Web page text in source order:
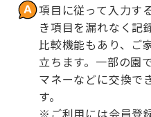
項目に従って入力す
き項目を漏れなく記
比較機能もあり、ご
立ちます。一部の園
マネーなどに交換で
す。
※ご利用には会員登